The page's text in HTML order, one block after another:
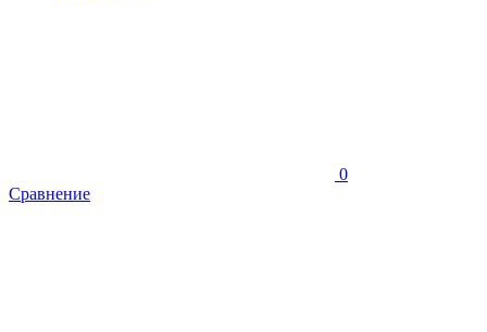
0
Сравнение